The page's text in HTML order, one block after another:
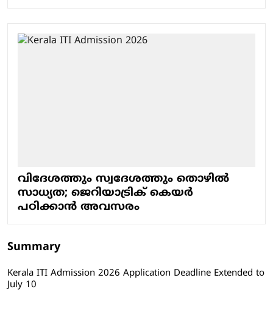
വിദേശത്തും സ്വദേശത്തും തൊഴിൽ
സാധ്യത; ജെറിയാട്രിക് കെയർ
പഠിക്കാൻ അവസരം
Summary
Kerala ITI Admission 2026 Application Deadline Extended to
July 10